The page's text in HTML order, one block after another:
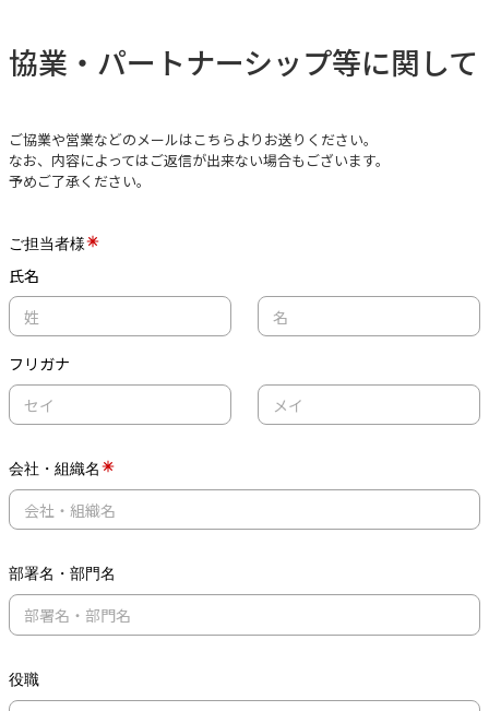
協業・パートナーシップ等に関して
ご協業や営業などのメールはこちらよりお送りください。
なお、内容によってはご返信が出来ない場合もございます。
予めご了承ください。
ご担当者様
氏名
フリガナ
会社・組織名
部署名・部門名
役職